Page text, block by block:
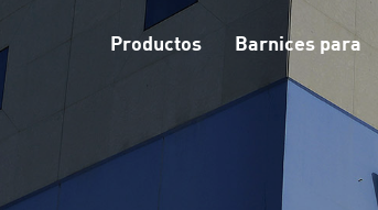
Productos Barnices para